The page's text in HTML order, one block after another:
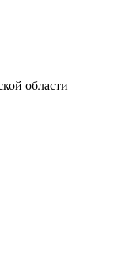
области